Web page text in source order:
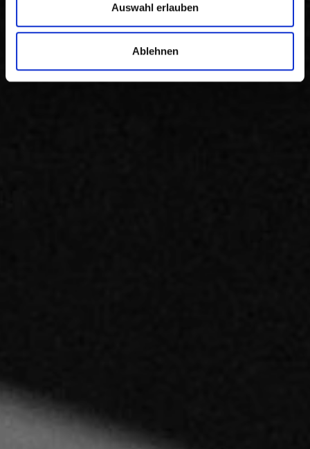
Auswahl erlauben
Ablehnen